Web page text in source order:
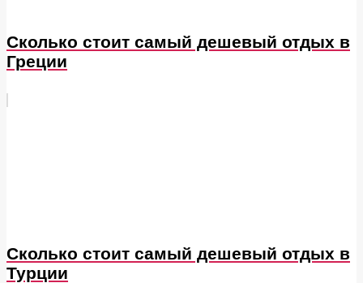
Сколько стоит самый дешевый отдых в
Греции
Сколько стоит самый дешевый отдых в
Турции